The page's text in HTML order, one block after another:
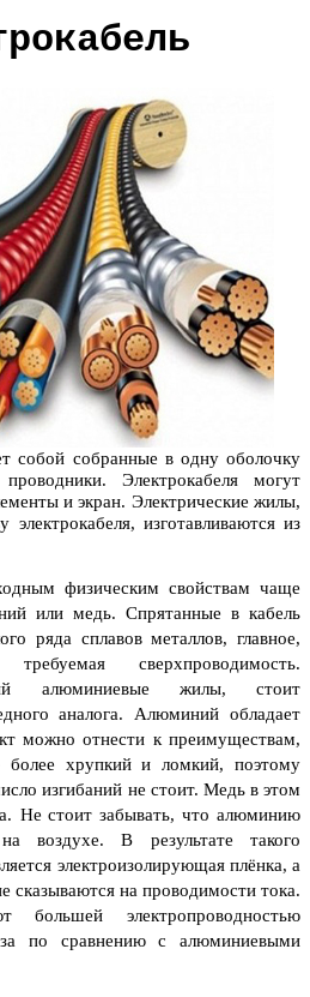
собой собранные в одну оболочку
Электрокабеля могут
и экран. Электрические жилы,
электрокабеля, изготавливаются из
физическим свойствам чаще
или медь. Спрятанные в кабель
ряда сплавов металлов, главное,
сверхпроводимость.
алюминиевые жилы, стоит
аналога. Алюминий обладает
можно отнести к преимуществам,
хрупкий и ломкий, поэтому
изгибаний не стоит. Медь в этом
Не стоит забывать, что алюминию
воздухе. В результате такого
электроизолирующая плёнка, а
сказываются на проводимости тока.
электропроводностью
по сравнению с алюминиевыми